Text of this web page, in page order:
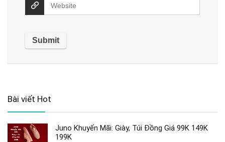
Bài viết Hot
Juno Khuyến Mãi: Giày, Túi Đồng Giá 99K 149K
199K